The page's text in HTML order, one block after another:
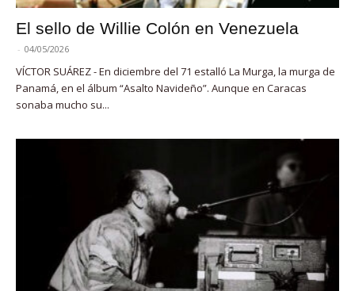
El sello de Willie Colón en Venezuela
- 04/05/2026
VÍCTOR SUÁREZ - En diciembre del 71 estalló La Murga, la murga de
Panamá, en el álbum “Asalto Navideño”. Aunque en Caracas
sonaba mucho su...